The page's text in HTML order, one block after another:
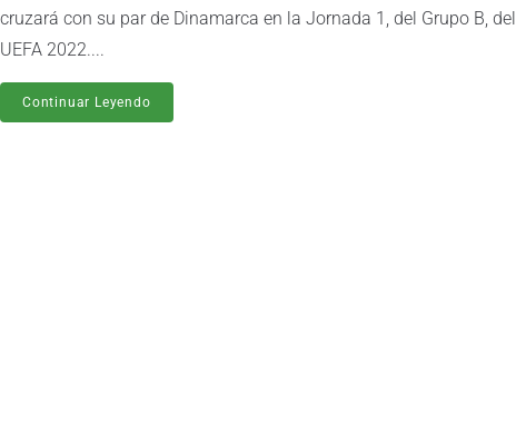
cruzará con su par de Dinamarca en la Jornada 1, del Grupo B,
UEFA 2022....
Continuar Leyendo